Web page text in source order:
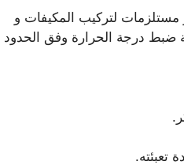
مستلزمات لتركيب المكيفات و
ضبط درجة الحرارة وفق الحدود
تعبئته.